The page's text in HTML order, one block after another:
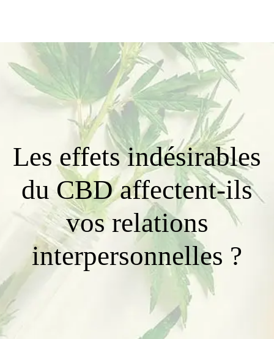
Les effets indésirables
du CBD affectent-ils
vos relations
interpersonnelles ?